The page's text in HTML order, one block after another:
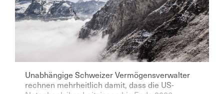
Unabhängige Schweizer Vermögensverwalter
rechnen mehrheitlich damit, dass die US-